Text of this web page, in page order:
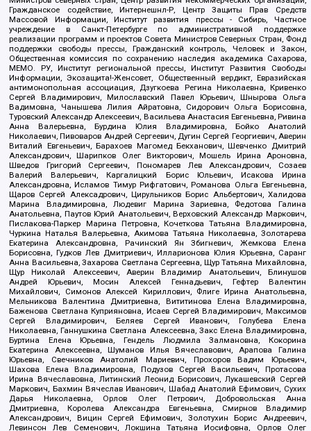
Гражданское содействие, Интернешнл-Р, Центр Защиты Прав Средств
Массовой Информации, Институт развития прессы - Сибирь, Частное
учреждение в Санкт-Петербурге по административной поддержке
реализации программ и проектов Совета Министров Северных Стран, Фонд
поддержки свободы прессы, Гражданский контроль, Человек и Закон,
Общественная комиссия по сохранению наследия академика Сахарова,
МЕМО. РУ, Институт региональной прессы, Институт Развития Свободы
Информации, Экозащита!-Женсовет, Общественный вердикт, Евразийская
антимонопольная ассоциация, Дзугкоева Регина Николаевна, Кривенко
Сергей Владимирович, Милославский Павел Юрьевич, Шнырова Ольга
Вадимовна, Чанышева Лилия Айратовна, Сидорович Ольга Борисовна,
Туровский Александр Алексеевич, Васильева Анастасия Евгеньевна, Ривина
Анна Валерьевна, Бурдина Юлия Владимировна, Бойко Анатолий
Николаевич, Пивоваров Андрей Сергеевич, Дугин Сергей Георгиевич, Аверин
Виталий Евгеньевич, Барахоев Магомед Бекханович, Шевченко Дмитрий
Александрович, Шарипков Олег Викторович, Мошель Ирина Ароновна,
Шведов Григорий Сергеевич, Пономарев Лев Александрович, Созаев
Валерий Валерьевич, Каргалицкий Борис Юльевич, Исакова Ирина
Александровна, Исламов Тимур Рифгатович, Романова Ольга Евгеньевна,
Щаров Сергей Алексадрович, Цирульников Борис Альбертович, Халидова
Марина Владимировна, Людевиг Марина Зариевна, Федотова Галина
Анатольевна, Паутов Юрий Анатольевич, Верховский Александр Маркович,
Пислакова-Паркер Марина Петровна, Кочеткова Татьяна Владимировна,
Чуркина Наталья Валерьевна, Акимова Татьяна Николаевна, Золотарева
Екатерина Александровна, Рачинский Ян Збигневич, Жемкова Елена
Борисовна, Гудков Лев Дмитриевич, Илларионова Юлия Юрьевна, Саранг
Анна Васильевна, Захарова Светлана Сергеевна, Щур Татьяна Михайловна,
Щур Николай Алексеевич, Аверин Владимир Анатольевич, Блинушов
Андрей Юрьевич, Мосин Алексей Геннадьевич, Гефтер Валентин
Михайлович, Симонов Алексей Кириллович, Флиге Ирина Анатольевна,
Мельникова Валентина Дмитриевна, Вититинова Елена Владимировна,
Баженова Светлана Куприяновна, Исаев Сергей Владимирович, Максимов
Сергей Владимирович, Беляев Сергей Иванович, Голубева Елена
Николаевна, Ганнушкина Светлана Алексеевна, Закс Елена Владимировна,
Буртина Елена Юрьевна, Гендель Людмила Залмановна, Кокорина
Екатерина Алексеевна, Шуманов Илья Вячеславович, Арапова Галина
Юрьевна, Свечников Анатолий Мариевич, Прохоров Вадим Юрьевич,
Шахова Елена Владимировна, Подузов Сергей Васильевич, Протасова
Ирина Вячеславовна, Литинский Леонид Борисович, Лукашевский Сергей
Маркович, Бахмин Вячеслав Иванович, Шабад Анатолий Ефимович, Сухих
Дарья Николаевна, Орлов Олег Петрович, Добровольская Анна
Дмитриевна, Королева Александра Евгеньевна, Смирнов Владимир
Александрович, Вицин Сергей Ефимович, Золотухин Борис Андреевич,
Левинсон Лев Семенович, Локшина Татьяна Иосифовна, Орлов Олег